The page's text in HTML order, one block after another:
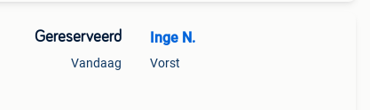
Gereserveerd
Vandaag
Inge N.
Vorst